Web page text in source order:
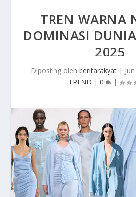
TREN WARNA
DOMINASI
2025
Diposting oleh beritarakyat|
TREND | 0 |